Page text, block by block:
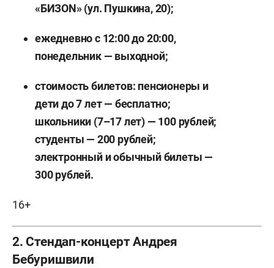
«БИЗОN» (ул. Пушкина, 20);
ежедневно с 12:00 до 20:00,
понедельник — выходной;
стоимость билетов: пенсионеры и
дети до 7 лет — бесплатно;
школьники (7–17 лет) — 100 рублей;
студенты — 200 рублей;
электронный и обычный билеты —
300 рублей.
16+
2. Стендап-концерт Андрея
Бебуришвили